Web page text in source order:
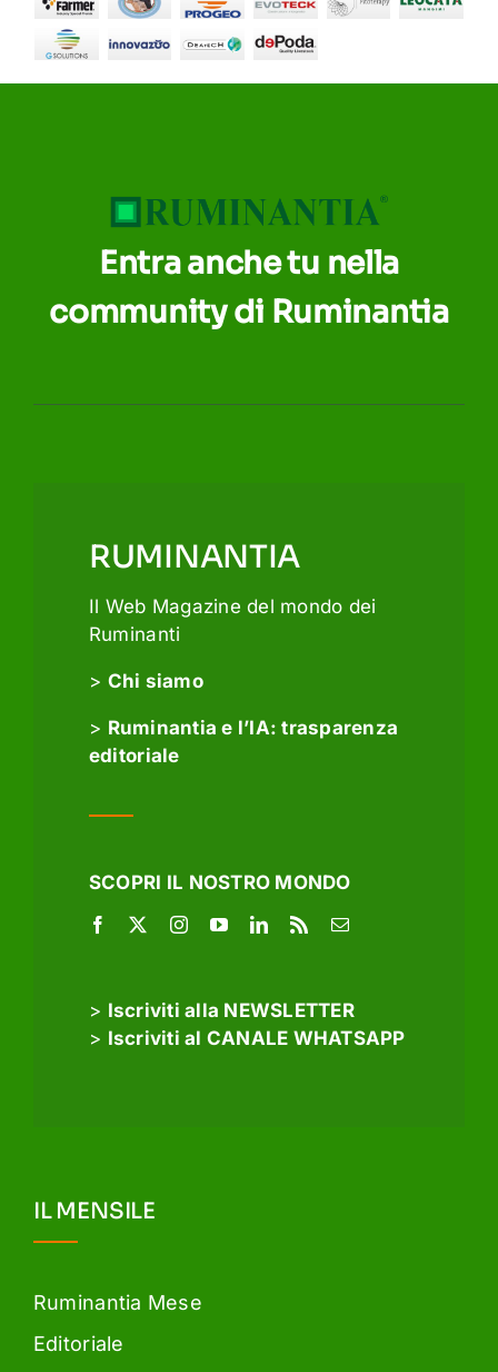
Entra anche tu nella
community di Ruminantia
RUMINANTIA
Il Web Magazine del mondo dei
Ruminanti
> Chi siamo
> Ruminantia e l’IA: trasparenza
editoriale
SCOPRI IL NOSTRO MONDO
> Iscriviti alla NEWSLETTER
> Iscriviti al CANALE WHATSAPP
IL MENSILE
Ruminantia Mese
Editoriale